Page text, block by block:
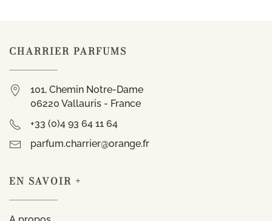
CHARRIER PARFUMS
101, Chemin Notre-Dame
06220 Vallauris - France
+33 (0)4 93 64 11 64
parfum.charrier@orange.fr
EN SAVOIR +